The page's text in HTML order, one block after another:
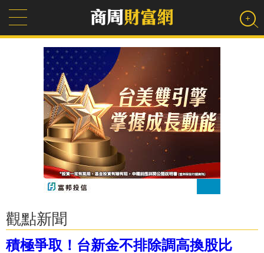
觀點新聞
積極爭取！台新金不排除調高換股比